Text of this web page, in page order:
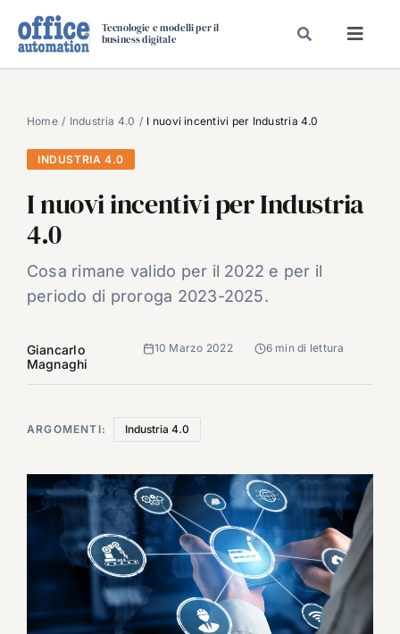
Tecnologie e modelli per il
business digitale
SPECIAL PAPER
TAVOLE ROTONDE DI REDAZIONE
CARRIERE
VIDEO
EVENTI
Home Industria 4.0 I nuovi incentivi per Industria 4.0
INDUSTRIA 4.0
I nuovi incentivi per Industria
4.0
Cosa rimane valido per il 2022 e per il
periodo di proroga 2023-2025.
Giancarlo
Magnaghi
10 Marzo 2022 6 min di lettura
ARGOMENTI: Industria 4.0